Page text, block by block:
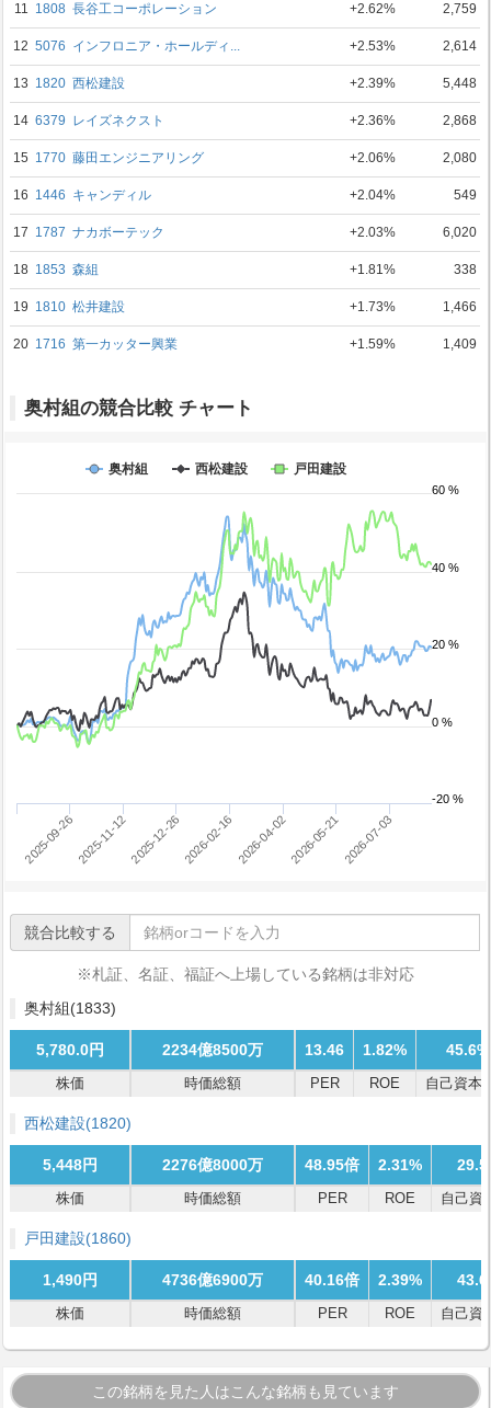
11 1808 長谷工コーポレーション +2.62% 2,759
12 5076 インフロニア・ホールディ... +2.53% 2,614
13 1820 西松建設 +2.39% 5,448
14 6379 レイズネクスト +2.36% 2,868
15 1770 藤田エンジニアリング +2.06% 2,080
16 1446 キャンディル +2.04% 549
17 1787 ナカボーテック +2.03% 6,020
18 1853 森組 +1.81% 338
19 1810 松井建設 +1.73% 1,466
20 1716 第一カッター興業 +1.59% 1,409
奥村組の競合比較 チャート
奥村組 西松建設 戸田建設
2025-09-26 2025-11-12 2025-12-26 2026-02-16 2026-04-022026-05-21 2026-07-03
-20 %
0 %
20 %
40 %
60 %
競合比較する
※札証、名証、福証へ上場している銘柄は非対応
奥村組(1833)
5,780.0円 2234億8500万 13.46 1.82% 45.6%
株価 時価総額 PER ROE 自己資本
西松建設(1820)
5,448円 2276億8000万 48.95倍 2.31%
株価 時価総額 PER ROE 自己資
戸田建設(1860)
1,490円 4736億6900万 40.16倍 2.39%
株価 時価総額 PER ROE 自己資
この銘柄を見た人はこんな銘柄も見ています